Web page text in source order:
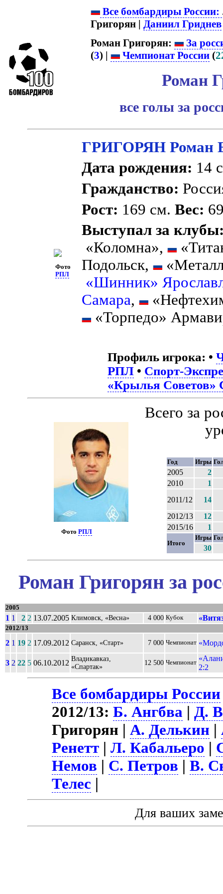
Все бомбардиры России:
Григорян | Даниил Гриднев
Роман Григорян:
За
(3) | Чемпионат России (
Роман
все голы за
Фото
РПЛ
ГРИГОРЯН Роман
Дата рождения: 14
Гражданство:
Рост: 169 см.Вес:
Выступал за
«Коломна»,
Подольск,
«Шинник»
Самара,
«Торпедо»
Профиль игрока: •
РПЛ• Спорт-
«Крылья Советов»
Фото РПЛ
Всего за
Год Игры
2005
2
2010
1
2011/12
14
2012/13
12
2015/16
1
Итого
Игры
30
Роман Григорян за
2005
1 1 2 2 13.07.2005 Климовск, «Весна» 4 000 Кубок
2012/13
2 1 19 2 17.09.2012 Саранск, «Старт» 7 000 Чемпионат
3 2 22 5 06.10.2012 Владикавказ,
«Спартак»
12 500 Чемпионат
2:2
Все бомбардиры России
2012/13:Б. Ангбва |Д.
Григорян |А. Делькин |
Ренетт |Л. Кабальеро |
Немов | С. Петров |В.
Телес |
Для ваших